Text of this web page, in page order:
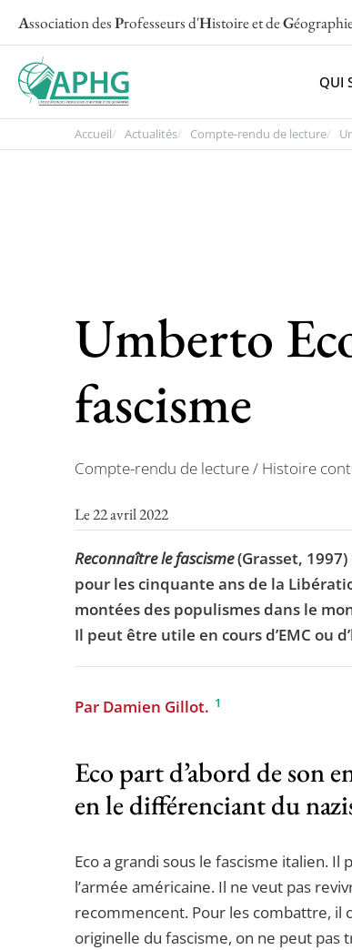
Association desProfesseurs d'Histoire et deG
QUI
Accueil Actualités Compte-rendu de lecture
Umberto
fascisme
Compte-rendu de lecture / Histoire
Le 22 avril 2022
Reconnaître le fascisme(Grasset, 1997)
pour les cinquante ans de la
montées des populismes dans le
Il peut être utile en cours d’EMC ou
Par Damien Gillot. 1
Eco part d’abord de son
en le différenciant du
Eco a grandi sous le fascisme italien.
l’armée américaine. Il ne veut pas
recommencent. Pour les combattre, il
originelle du fascisme, on ne peut